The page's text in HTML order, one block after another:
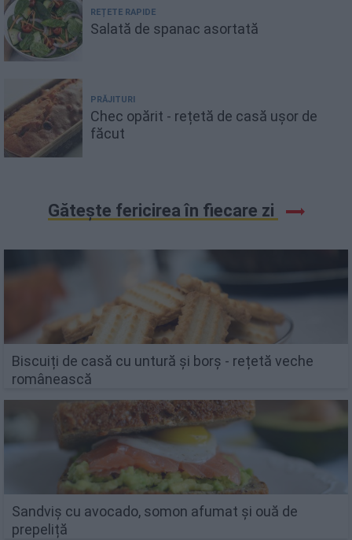
REȚETE RAPIDE
Salată de spanac asortată
PRĂJITURI
Chec opărit - rețetă de casă ușor de
făcut
Gătește fericirea în fiecare zi
Biscuiți de casă cu untură și borș - rețetă veche
românească
Sandviș cu avocado, somon afumat și ouă de
prepeliță